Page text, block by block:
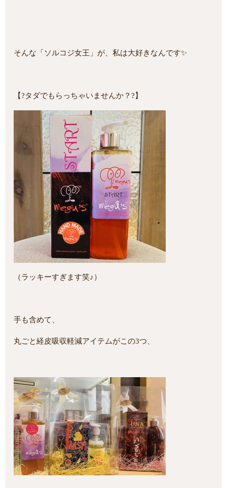
そんな「ソルコジ女王」が、私は大好きなんです✨
【?タダでもらっちゃいませんか？?】
（ラッキーすぎます笑♪）
手も含めて、
丸ごと経皮吸収軽減アイテムがこの3つ、